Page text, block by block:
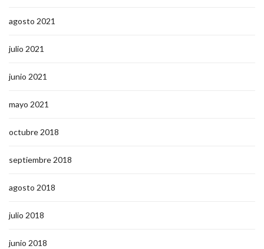
agosto 2021
julio 2021
junio 2021
mayo 2021
octubre 2018
septiembre 2018
agosto 2018
julio 2018
junio 2018